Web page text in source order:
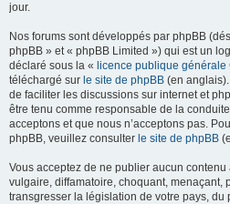
jour.
Nos forums sont développés par phpBB
phpBB » et « phpBB Limited ») qui est un
déclaré sous la « licence publique générale
téléchargé sur le site de phpBB (en
de faciliter les discussions sur internet et
être tenu comme responsable de la
acceptons et que nous n’acceptons pas.
phpBB, veuillez consulter le site de phpBB
Vous acceptez de ne publier aucun
vulgaire, diffamatoire, choquant, menaçant,
transgresser la législation de votre pays, du